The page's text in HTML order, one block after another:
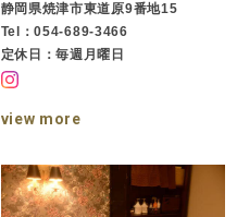
静岡県焼津市東道原9番地15
Tel：054-689-3466
定休日：毎週月曜日
view more